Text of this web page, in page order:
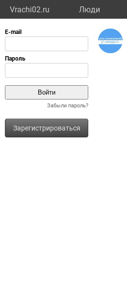
Vrachi02.ru Люди
Забыли пароль?
Зарегистрироваться